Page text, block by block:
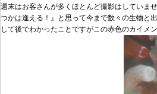
週末はお客さんが多くほとんど撮影はしていま
つかは逢える！』と思って今まで数々の生物と
して後でわかったことですがこの赤色のカイメ